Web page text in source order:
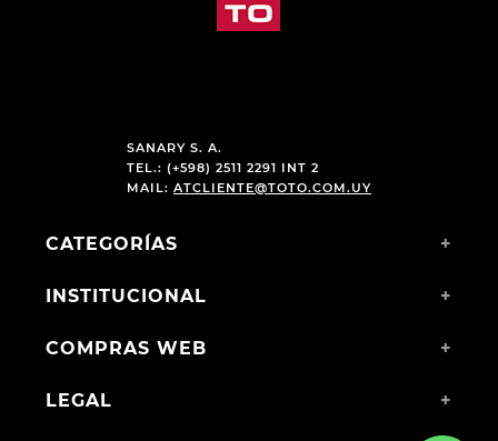
SANARY S. A.
TEL.: (+598) 2511 2291 INT 2
MAIL: ATCLIENTE@TOTO.COM.UY
CATEGORÍAS +
INSTITUCIONAL +
COMPRAS WEB +
LEGAL +